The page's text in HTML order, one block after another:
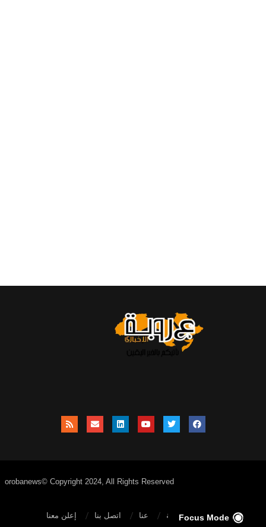
orobanews© Copyright 2024, All Rights Reserved
الصفحة الرئيسية عنا اتصل بنا إعلن معنا Focus Mode